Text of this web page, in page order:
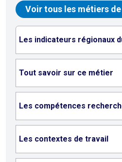
Voir tous les métiers
Les indicateurs régionaux
Tout savoir sur ce métier
Les compétences
Les contextes de travail